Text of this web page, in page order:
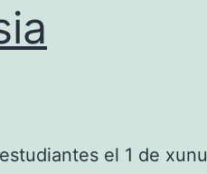
el 1 de xunu